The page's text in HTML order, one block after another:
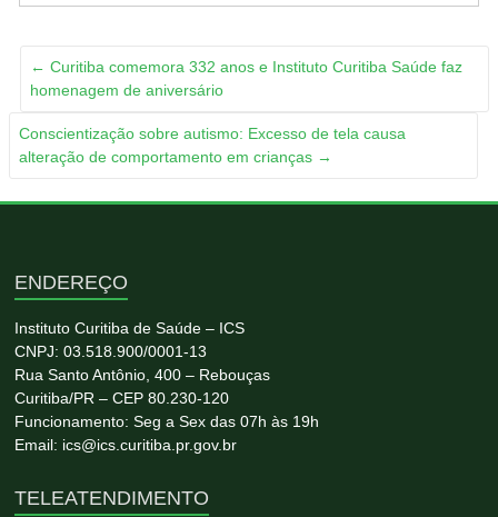
← Curitiba comemora 332 anos e Instituto Curitiba Saúde faz
homenagem de aniversário
Conscientização sobre autismo: Excesso de tela causa
alteração de comportamento em crianças →
ENDEREÇO
Instituto Curitiba de Saúde – ICS
CNPJ: 03.518.900/0001-13
Rua Santo Antônio, 400 – Rebouças
Curitiba/PR – CEP 80.230-120
Funcionamento: Seg a Sex das 07h às 19h
Email: ics@ics.curitiba.pr.gov.br
TELEATENDIMENTO